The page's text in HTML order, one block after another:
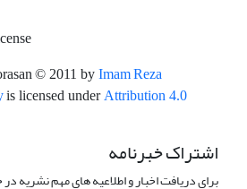
© 2011 by Imam Reza
is licensed under Attribution 4.0
اشتراک خبرنامه
برای دریافت اخبار و اطلاعیه های مهم نشریه